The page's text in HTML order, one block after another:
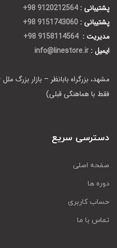
پشتیبانی : 9120212564 98+
پشتیبانی : 9151743060 98+
مدیریت : 9158114564 98+
ایمیل : info@linestore.ir
فقط با هماهنگی قبلی)
دسترسی سریع
صفحه اصلی
دوره ها
حساب کاربری
تماس با ما